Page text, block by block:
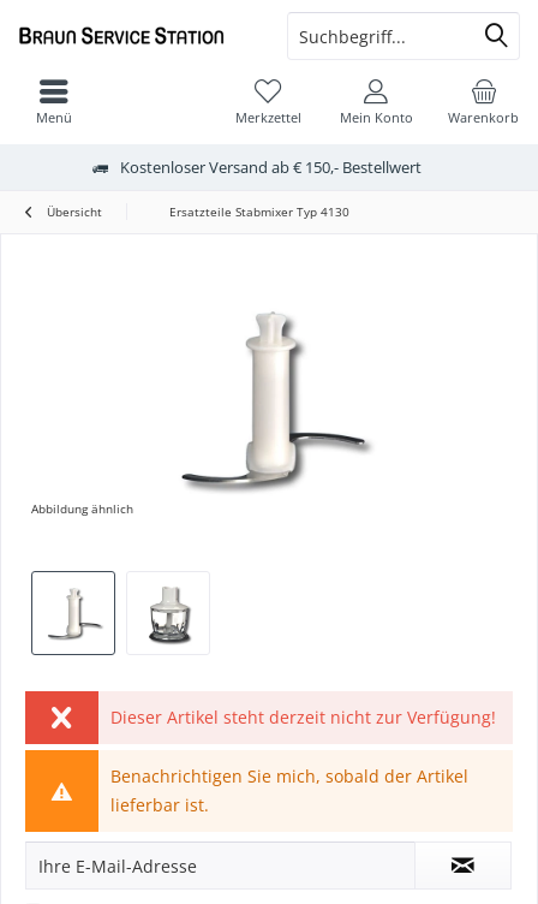
Kostenloser Versand ab € 150,- Bestellwert
Warenkorb
Merkzettel Mein Konto
Menü
Übersicht Ersatzteile Stabmixer Typ 4130
Abbildung ähnlich
Dieser Artikel steht derzeit nicht zur Verfügung!
Benachrichtigen Sie mich, sobald der Artikel
lieferbar ist.